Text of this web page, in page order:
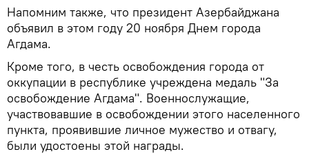
Напомним также, что президент Азербайджана
объявил в этом году 20 ноября Днем города
Агдама.
Кроме того, в честь освобождения города от
оккупации в республике учреждена медаль "За
освобождение Агдама". Военнослужащие,
участвовавшие в освобождении этого населенного
пункта, проявившие личное мужество и отвагу,
были удостоены этой награды.